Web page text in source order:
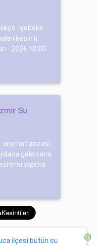
: şebeke
kesinti
- 2026 10:00
Su
hat arızası
gelen ana
yapma
ilçesi bütün su